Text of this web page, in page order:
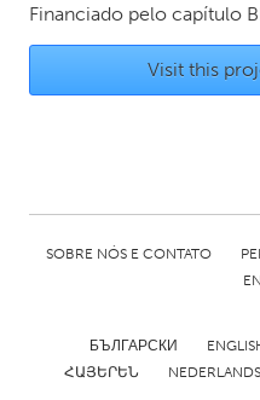
Financiado pelo capítulo
Visit this
SOBRE NÓS E CONTATO
БЪЛГАРСКИ
ՀԱՅԵՐԵՆ
NEDERLANDS